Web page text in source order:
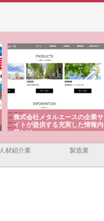
株式会社メタルエースの企業サ
イトが提供する充実した情報内
容とは
人材紹介業 製造業